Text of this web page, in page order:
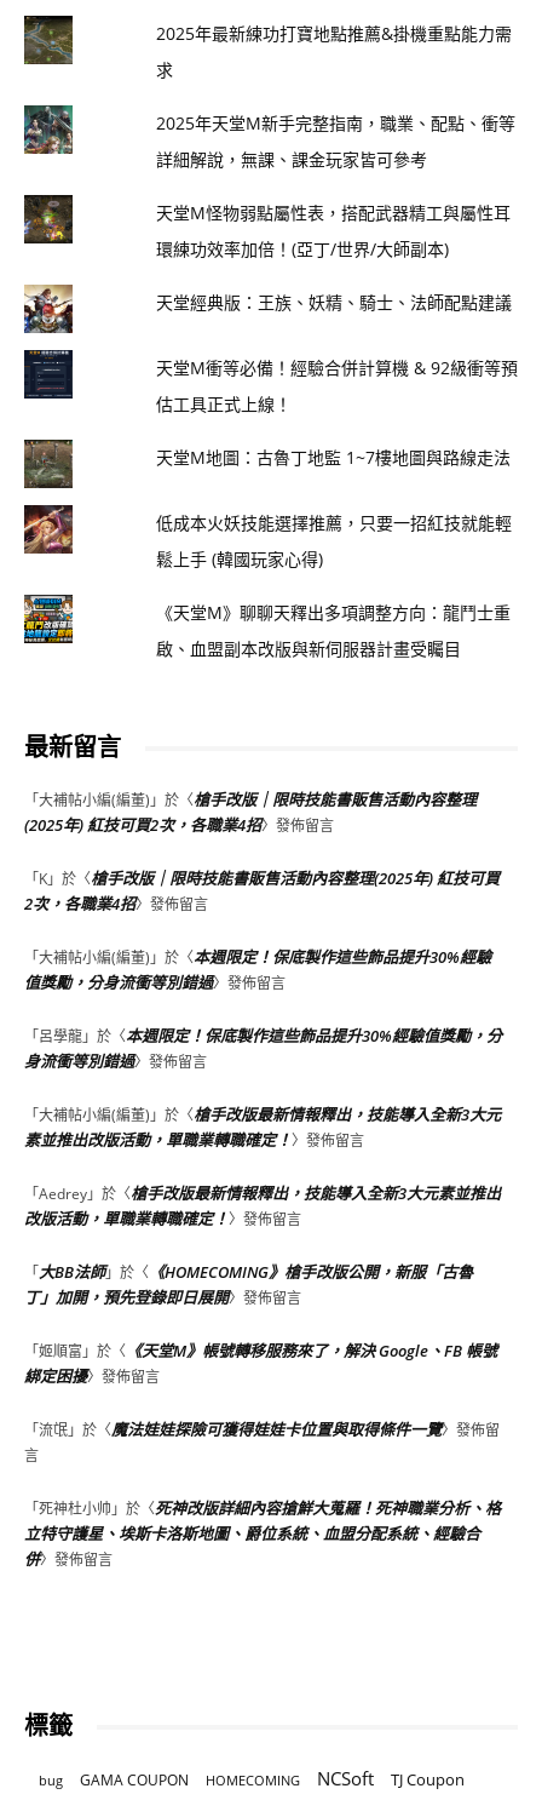
2025年最新練功打寶地點推薦&掛機重點能力需
求
2025年天堂M新手完整指南，職業、配點、衝等
詳細解說，無課、課金玩家皆可參考
天堂M怪物弱點屬性表，搭配武器精工與屬性耳
環練功效率加倍！(亞丁/世界/大師副本)
天堂經典版：王族、妖精、騎士、法師配點建議
天堂M衝等必備！經驗合併計算機 & 92級衝等預
估工具正式上線！
天堂M地圖：古魯丁地監 1~7樓地圖與路線走法
低成本火妖技能選擇推薦，只要一招紅技就能輕
鬆上手 (韓國玩家心得)
《天堂M》聊聊天釋出多項調整方向：龍鬥士重
啟、血盟副本改版與新伺服器計畫受矚目
最新留言
「大補帖小編(編董) 」於〈槍手改版｜限時技能書販售活動內容整理
(2025年) 紅技可買2次，各職業4招〉發佈留言
「K」於〈槍手改版｜限時技能書販售活動內容整理(2025年) 紅技可買
2次，各職業4招〉發佈留言
「大補帖小編(編董) 」於〈本週限定！保底製作這些飾品提升30%經驗
值獎勵，分身流衝等別錯過〉發佈留言
「呂學龍」於〈本週限定！保底製作這些飾品提升30%經驗值獎勵，分
身流衝等別錯過〉發佈留言
「大補帖小編(編董) 」於〈槍手改版最新情報釋出，技能導入全新3大元
素並推出改版活動，單職業轉職確定！〉發佈留言
「Aedrey」於〈槍手改版最新情報釋出，技能導入全新3大元素並推出
改版活動，單職業轉職確定！〉發佈留言
「大BB法師」於〈 《HOMECOMING》槍手改版公開，新服「古魯
丁」加開，預先登錄即日展開〉發佈留言
「姬順富 」於〈 《天堂M》帳號轉移服務來了，解決 Google、FB 帳號
綁定困擾〉發佈留言
「流氓」於〈魔法娃娃探險可獲得娃娃卡位置與取得條件一覽〉發佈留
言
「死神杜小帅 」於〈死神改版詳細內容搶鮮大蒐羅！死神職業分析、格
立特守護星、埃斯卡洛斯地圖、爵位系統、血盟分配系統、經驗合
併〉發佈留言
標籤
bug GAMA COUPON HOMECOMING NCSoft
TJ Coupon